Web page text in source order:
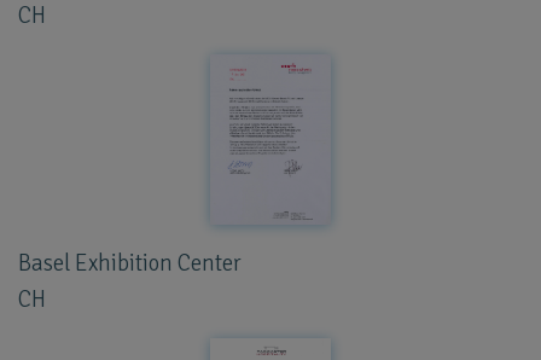
CH
Basel Exhibition Center
CH